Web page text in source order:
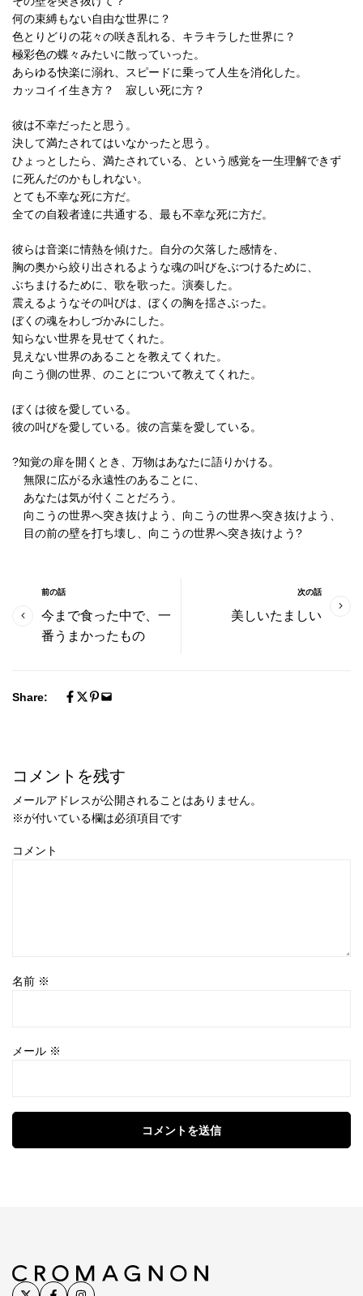
何の束縛もない自由な世界に？
色とりどりの花々の咲き乱れる、キラキラした世界に？
極彩色の蝶々みたいに散っていった。
あらゆる快楽に溺れ、スピードに乗って人生を消化した。
カッコイイ生き方？ 寂しい死に方？
彼は不幸だったと思う。
決して満たされてはいなかったと思う。
ひょっとしたら、満たされている、という感覚を一生理解できず
に死んだのかもしれない。
とても不幸な死に方だ。
全ての自殺者達に共通する、最も不幸な死に方だ。
彼らは音楽に情熱を傾けた。自分の欠落した感情を、
胸の奥から絞り出されるような魂の叫びをぶつけるために、
ぶちまけるために、歌を歌った。演奏した。
震えるようなその叫びは、ぼくの胸を揺さぶった。
ぼくの魂をわしづかみにした。
知らない世界を見せてくれた。
見えない世界のあることを教えてくれた。
向こう側の世界、のことについて教えてくれた。
ぼくは彼を愛している。
彼の叫びを愛している。彼の言葉を愛している。
?知覚の扉を開くとき、万物はあなたに語りかける。
無限に広がる永遠性のあることに、
あなたは気が付くことだろう。
向こうの世界へ突き抜けよう、向こうの世界へ突き抜けよう、
目の前の壁を打ち壊し、向こうの世界へ突き抜けよう?
前の話
今まで食った中で、一
番うまかったもの
次の話
美しいたましい
Share:
コメントを残す
メールアドレスが公開されることはありません。
※が付いている欄は必須項目です
コメント
名前 ※
メール ※
コメントを送信